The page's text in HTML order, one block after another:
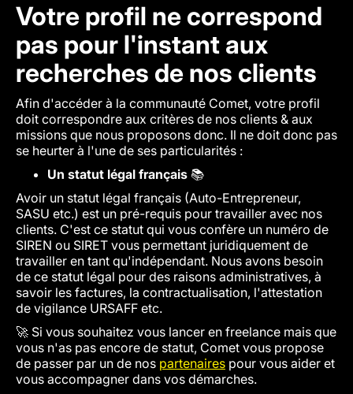
Votre profil ne correspond
pas pour l'instant aux
recherches de nos clients
Afin d'accéder à la communauté Comet, votre profil
doit correspondre aux critères de nos clients & aux
missions que nous proposons donc. Il ne doit donc pas
se heurter à l'une de ses particularités :
Un statut légal français 📚
Avoir un statut légal français (Auto-Entrepreneur,
SASU etc.) est un pré-requis pour travailler avec nos
clients. C'est ce statut qui vous confère un numéro de
SIREN ou SIRET vous permettant juridiquement de
travailler en tant qu'indépendant. Nous avons besoin
de ce statut légal pour des raisons administratives, à
savoir les factures, la contractualisation, l'attestation
de vigilance URSAFF etc.
🚀 Si vous souhaitez vous lancer en freelance mais que
vous n'as pas encore de statut, Comet vous propose
de passer par un de nos partenaires pour vous aider et
vous accompagner dans vos démarches.